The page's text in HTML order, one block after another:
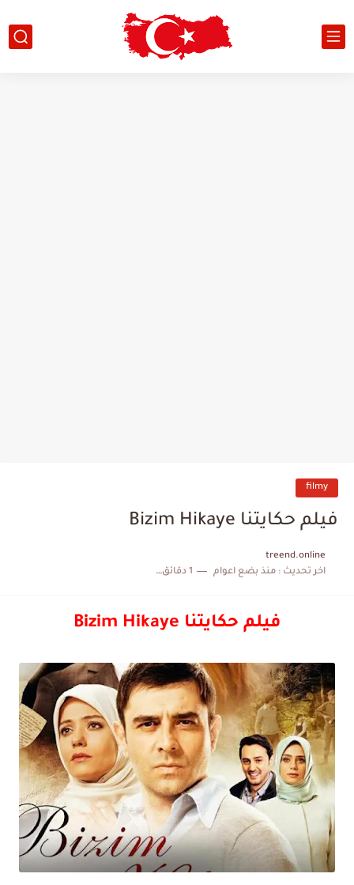
filmy
فيلم حكايتنا Bizim Hikaye
treend.online
اخر تحديث :منذ بضع اعوام 1 دقائق للقراءة
فيلم حكايتنا Bizim Hikaye